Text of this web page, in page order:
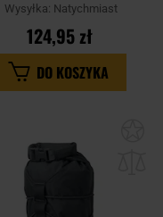
Wysyłka: Natychmiast
124,95 zł
DO KOSZYKA